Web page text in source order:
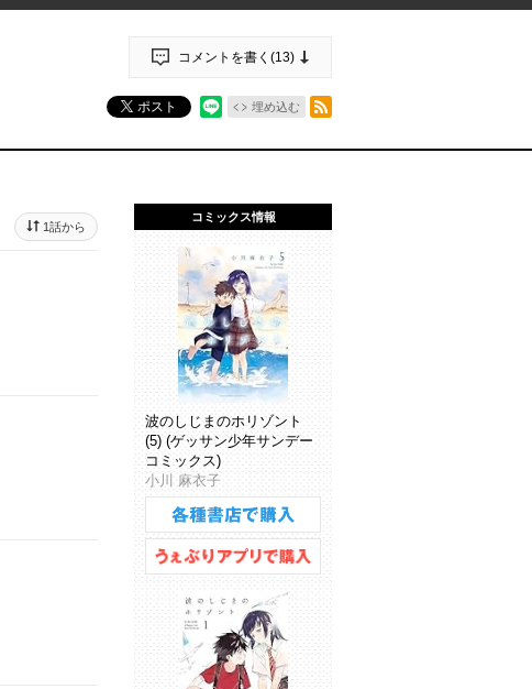
コメントを書く(13)
ポスト 埋め込む
1話から
コミックス情報
波のしじまのホリゾント
(5) (ゲッサン少年サンデー
コミックス)
小川 麻衣子